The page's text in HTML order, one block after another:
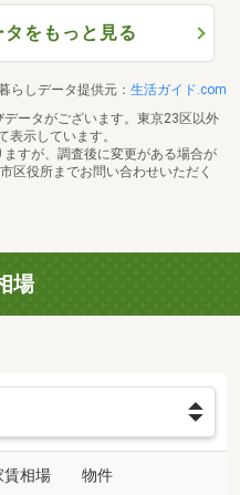
をもっと見る
らしデータ提供元： 生活ガイド.com
ータがございます。東京23区以外
示しています。
すが、調査後に変更がある場合が
区役所までお問い合わせいただく
場
賃相場 物件